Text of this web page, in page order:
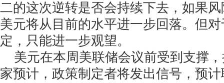
二的这次逆转是否会持续下去，如果
美元将从目前的水平进一步回落。但
定，只能进一步观望。
美元在本周美联储会议前受到支撑
家预计，政策制定者将发出信号，预